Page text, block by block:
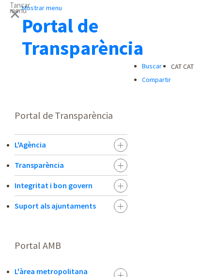
Mostrar menu
Portal de
Transparència
CATCAT
Buscar
Compartir
Tancar
menu
Portal de Transparència
L'Agència
Transparència
Integritat i bon govern
Suport als ajuntaments
Portal AMB
L'àrea metropolitana